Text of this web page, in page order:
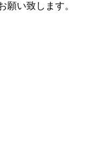
願い致します。